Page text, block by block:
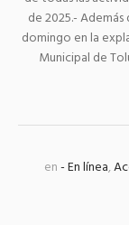
de 2025.-
domingo en la
Municipal de
en- En línea,